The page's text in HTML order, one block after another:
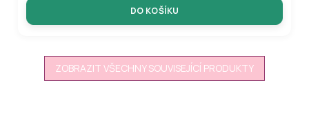
DO KOŠÍKU
ZOBRAZIT VŠECHNY SOUVISEJÍCÍ PRODUKTY